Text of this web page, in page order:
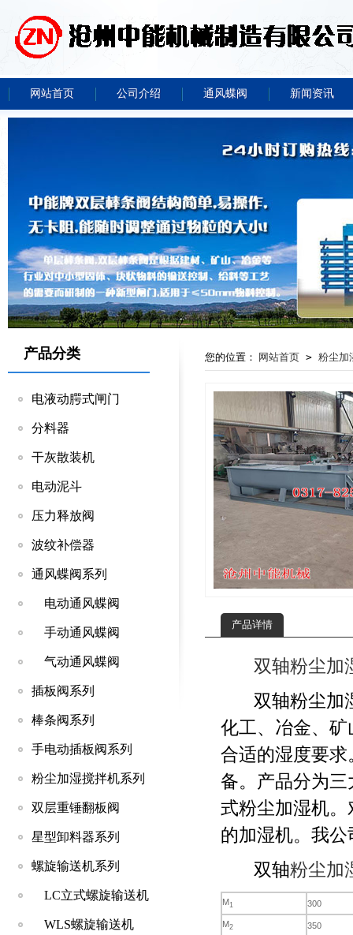
网站首页 公司介绍 通风蝶阀 新闻资讯
产品分类
电液动腭式闸门
分料器
干灰散装机
电动泥斗
压力释放阀
波纹补偿器
通风蝶阀系列
电动通风蝶阀
手动通风蝶阀
气动通风蝶阀
插板阀系列
棒条阀系列
手电动插板阀系列
粉尘加湿搅拌机系列
双层重锤翻板阀
星型卸料器系列
螺旋输送机系列
LC立式螺旋输送机
WLS螺旋输送机
您的位置： 网站首页 > 粉尘加
产品详情
双轴粉尘加
双轴粉尘加湿
化工、冶金、
合适的湿度要
备。产品分为
式粉尘加湿机
的加湿机。我
双轴粉尘加
M1 300
M2 350